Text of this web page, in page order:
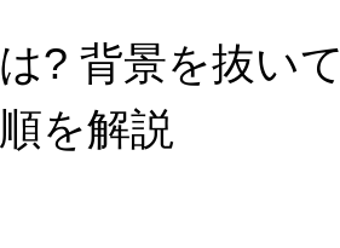
? 背景を抜いて
を解説